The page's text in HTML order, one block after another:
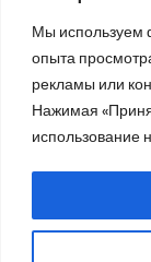
Мы используем
опыта
рекламы или
Нажимая
использование
В Госдуме
Сергей
шахматы
Copyright